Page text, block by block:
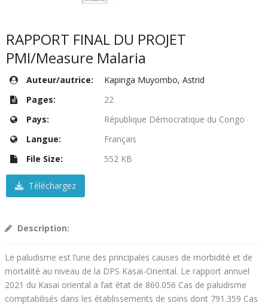
RAPPORT FINAL DU PROJET
PMI/Measure Malaria
Auteur/autrice:
Kapinga Muyombo, Astrid
Pages:
22
Pays:
République Démocratique du Congo
Langue:
Français
File Size:
552 KB
Téléchargez
Description:
Le paludisme est l’une des principales causes de morbidité et de
mortalité au niveau de la DPS Kasai-Oriental. Le rapport annuel
2021 du Kasai oriental a fait état de 860.056 Cas de paludisme
comptabilisés dans les établissements de soins dont 791.359 Cas